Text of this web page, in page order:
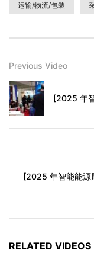
运输/物流/包装
Previous Video
[2025 年
[2025 年智能能源
RELATED VIDEOS